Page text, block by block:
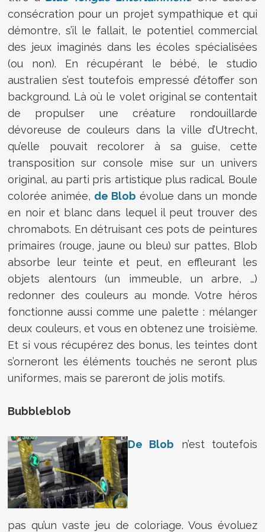
consécration pour un projet sympathique et qui
démontre, s’il le fallait, le potentiel commercial
des jeux imaginés dans les écoles spécialisées
(ou non). En récupérant le bébé, le studio
australien s’est toutefois empressé d’étoffer son
background. Là où le volet original se contentait
de propulser une créature rondouillarde
dévoreuse de couleurs dans la ville d’Utrecht,
qu’elle pouvait recolorer à sa guise, cette
transposition sur console mise sur un univers
original, au parti pris artistique plus radical. Boule
colorée animée, de Blob évolue dans un monde
en noir et blanc dans lequel il peut trouver des
chromabots. En détruisant ces pots de peintures
primaires (rouge, jaune ou bleu) sur pattes, Blob
absorbe leur teinte et peut, en effleurant les
objets alentours (un immeuble, un arbre, …)
redonner des couleurs au monde. Votre héros
fonctionne aussi comme une palette : mélanger
deux couleurs, et vous en obtenez une troisième.
Et si vous récupérez des bonus, les teintes dont
s’orneront les éléments touchés ne seront plus
uniformes, mais se pareront de jolis motifs.
Bubbleblob
De Blob n’est toutefois
pas qu’un vaste jeu de coloriage. Vous évoluez